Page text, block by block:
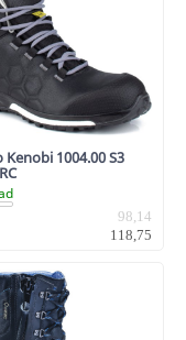
Kenobi 1004.00 S3
98,14
118,75